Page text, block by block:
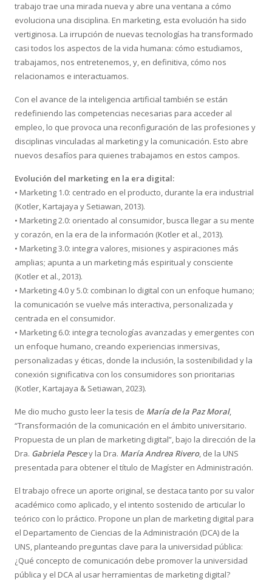
trabajo trae una mirada nueva y abre una ventana a cómo
evoluciona una disciplina. En marketing, esta evolución ha sido
vertiginosa. La irrupción de nuevas tecnologías ha transformado
casi todos los aspectos de la vida humana: cómo estudiamos,
trabajamos, nos entretenemos, y, en definitiva, cómo nos
relacionamos e interactuamos.
Con el avance de la inteligencia artificial también se están
redefiniendo las competencias necesarias para acceder al
empleo, lo que provoca una reconfiguración de las profesiones y
disciplinas vinculadas al marketing y la comunicación. Esto abre
nuevos desafíos para quienes trabajamos en estos campos.
Evolución del marketing en la era digital:
• Marketing 1.0: centrado en el producto, durante la era industrial
(Kotler, Kartajaya y Setiawan, 2013).
• Marketing 2.0: orientado al consumidor, busca llegar a su mente
y corazón, en la era de la información (Kotler et al., 2013).
• Marketing 3.0: integra valores, misiones y aspiraciones más
amplias; apunta a un marketing más espiritual y consciente
(Kotler et al., 2013).
• Marketing 4.0 y 5.0: combinan lo digital con un enfoque humano;
la comunicación se vuelve más interactiva, personalizada y
centrada en el consumidor.
• Marketing 6.0: integra tecnologías avanzadas y emergentes con
un enfoque humano, creando experiencias inmersivas,
personalizadas y éticas, donde la inclusión, la sostenibilidad y la
conexión significativa con los consumidores son prioritarias
(Kotler, Kartajaya & Setiawan, 2023).
Me dio mucho gusto leer la tesis de María de la Paz Moral,
“Transformación de la comunicación en el ámbito universitario.
Propuesta de un plan de marketing digital”, bajo la dirección de la
Dra. Gabriela Pescey la Dra. María Andrea Rivero, de la UNS
presentada para obtener el título de Magíster en Administración.
El trabajo ofrece un aporte original, se destaca tanto por su valor
académico como aplicado, y el intento sostenido de articular lo
teórico con lo práctico. Propone un plan de marketing digital para
el Departamento de Ciencias de la Administración (DCA) de la
UNS, planteando preguntas clave para la universidad pública:
¿Qué concepto de comunicación debe promover la universidad
pública y el DCA al usar herramientas de marketing digital?